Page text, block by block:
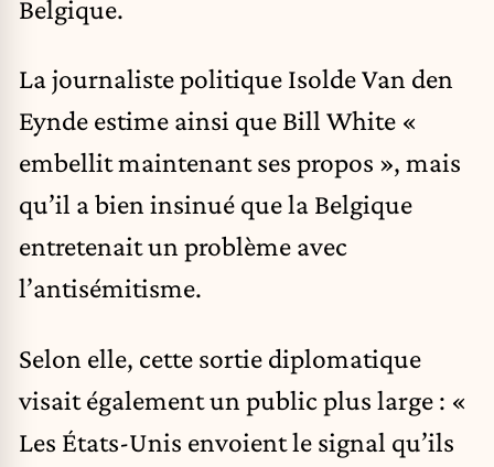
Belgique.
La journaliste politique Isolde Van den
Eynde estime ainsi que Bill White «
embellit maintenant ses propos », mais
qu’il a bien insinué que la Belgique
entretenait un problème avec
l’antisémitisme.
Selon elle, cette sortie diplomatique
visait également un public plus large : «
Les États-Unis envoient le signal qu’ils